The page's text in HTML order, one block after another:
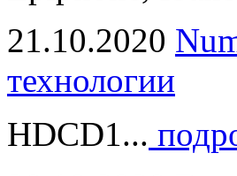
21.10.2020
технологии
HDCD1...